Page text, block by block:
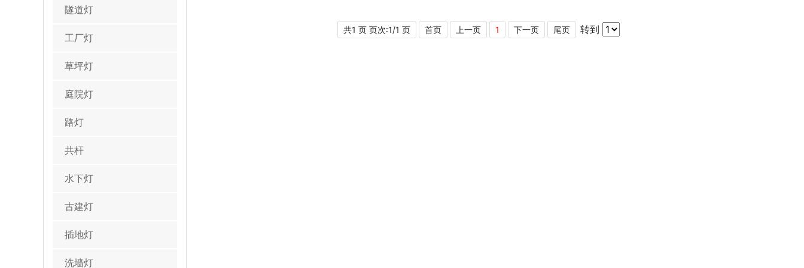
隧道灯
工厂灯
草坪灯
庭院灯
路灯
共杆
水下灯
古建灯
插地灯
洗墙灯
共1 页 页次:1/1 页 首页 上一页 1 下一页 尾页 转到